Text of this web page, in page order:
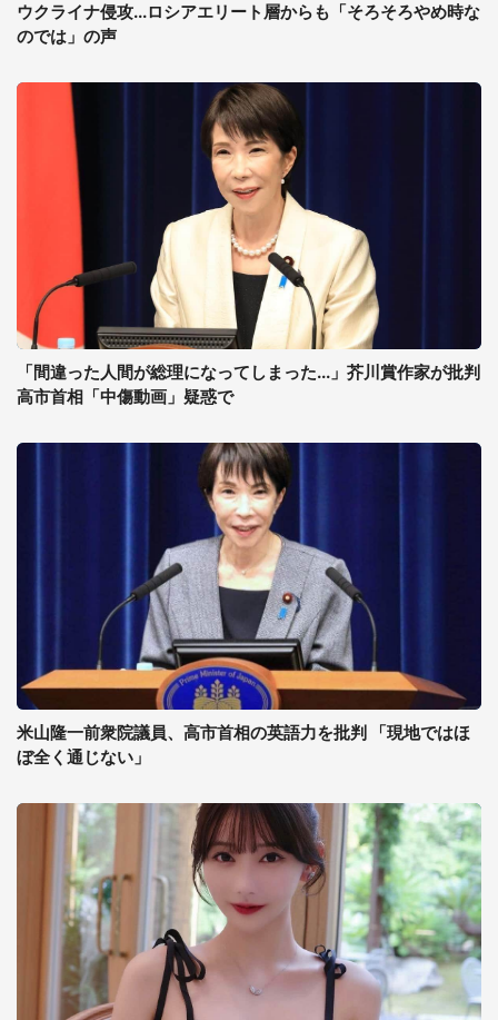
ウクライナ侵攻...ロシアエリート層からも「そろそろやめ時な
のでは」の声
「間違った人間が総理になってしまった...」芥川賞作家が批判
高市首相「中傷動画」疑惑で
米山隆一前衆院議員、高市首相の英語力を批判 「現地ではほ
ぼ全く通じない」